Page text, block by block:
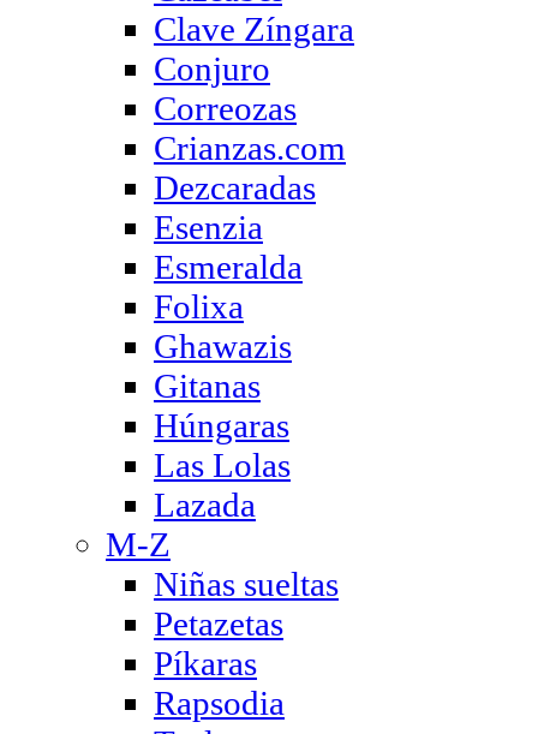
Clave Zíngara
Conjuro
Correozas
Crianzas.com
Dezcaradas
Esenzia
Esmeralda
Folixa
Ghawazis
Gitanas
Húngaras
Las Lolas
Lazada
M-Z
Niñas sueltas
Petazetas
Píkaras
Rapsodia